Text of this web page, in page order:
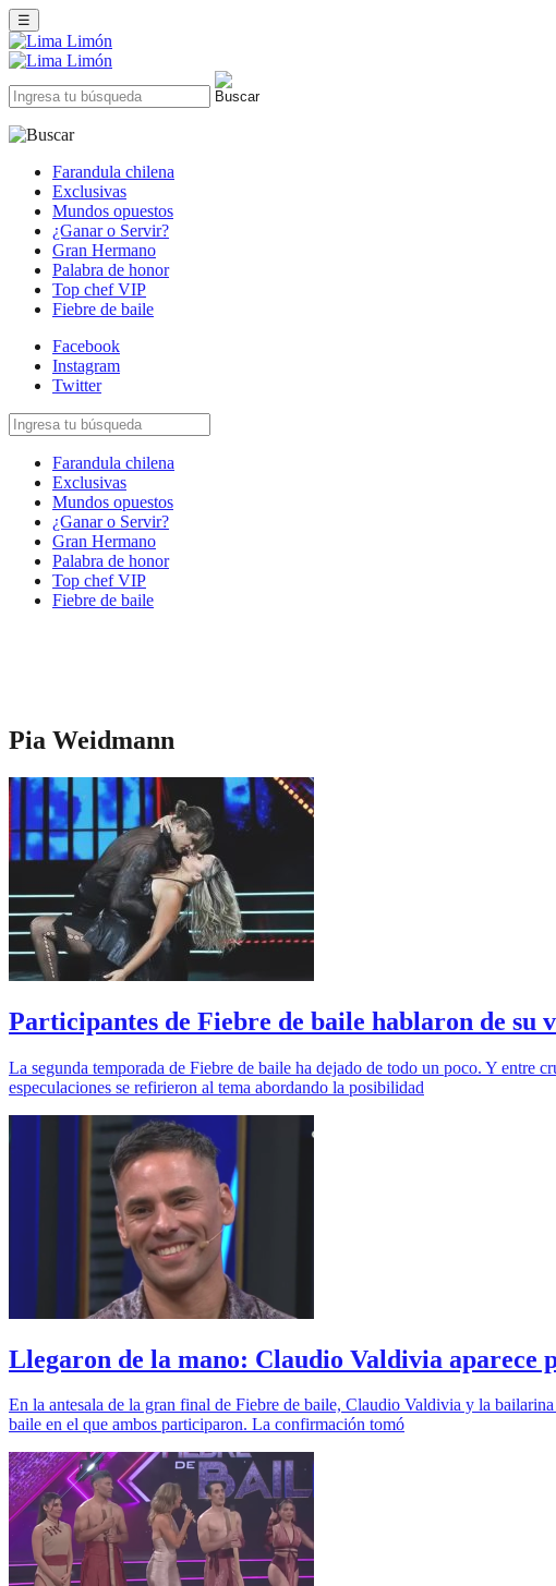
☰
Farandula chilena
Exclusivas
Mundos opuestos
¿Ganar o Servir?
Gran Hermano
Palabra de honor
Top chef VIP
Fiebre de baile
Facebook
Instagram
Twitter
Farandula chilena
Exclusivas
Mundos opuestos
¿Ganar o Servir?
Gran Hermano
Palabra de honor
Top chef VIP
Fiebre de baile
Pia Weidmann
Participantes de Fiebre de baile hablaron de su
La segunda temporada de Fiebre de baile ha dejado de todo un poco. Y entre
especulaciones se refirieron al tema abordando la posibilidad
Llegaron de la mano: Claudio Valdivia aparece
En la antesala de la gran final de Fiebre de baile, Claudio Valdivia y la
baile en el que ambos participaron. La confirmación tomó